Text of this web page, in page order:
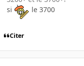
si
le 3700
Citer